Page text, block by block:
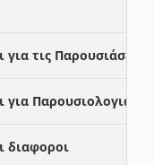
τις Παρουσιάσεις
Παρουσιολογια
διαφοροι